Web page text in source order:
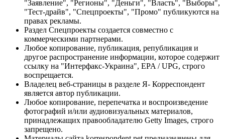
"Заявление", "Регионы", "Деньги", "Власть", "Выборы",
"Тест-драйв", "Спецпроекты", "Промо" публикуются на
правах рекламы.
Раздел Спецпроекты создается совместно с
коммерческими партнерами.
Любое копирование, публикация, републикация и
другое распространение информации, которое содержит
ссылку на "Интерфакс-Украина", EPA / UPG, строго
воспрещается.
Владелец веб-страницы в разделе Я- Корреспондент
является автор публикации.
Любое копирование, перепечатка и воспроизведение
фотографий и/или аудиовизуальных материалов,
принадлежащих правообладателю Getty Images, строго
запрещено.